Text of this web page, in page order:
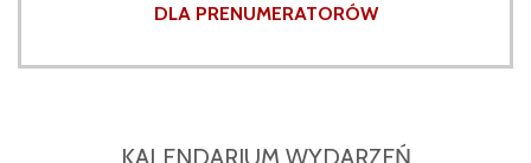
DLA PRENUMERATORÓW
KALENDARIUM WYDARZEŃ